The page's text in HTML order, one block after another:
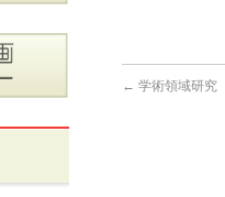
← 学術領域研究